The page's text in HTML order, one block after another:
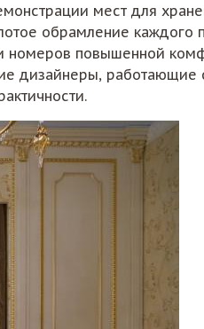
мест для
обрамление каждого
повышенной
дизайнеры,